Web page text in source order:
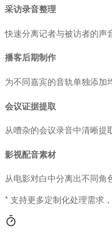
采访录音整理
快速分离记者与被访者的声
播客后期制作
为不同嘉宾的音轨单独添加
会议证据提取
从嘈杂的会议录音中清晰提
影视配音素材
从电影对白中分离出不同角
* 支持更多定制化处理需求